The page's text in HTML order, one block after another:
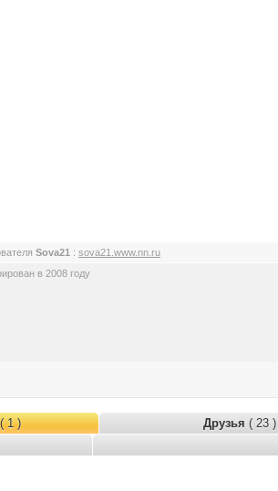
Sova21 : sova21.www.nn.ru
в 2008 году
( 1 ) Друзья ( 23 )